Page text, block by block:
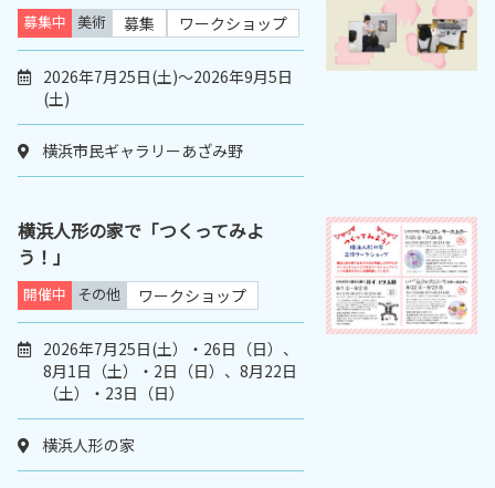
募集中 美術 募集 ワークショップ
2026年7月25日(土)～2026年9月5日
(土)
横浜市民ギャラリーあざみ野
横浜人形の家で「つくってみよ
う！」
開催中 その他 ワークショップ
2026年7月25日(土）・26日（日）、
8月1日（土）・2日（日）、8月22日
（土）・23日（日）
横浜人形の家